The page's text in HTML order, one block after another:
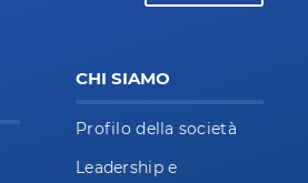
CHI SIAMO
Profilo della società
Leadership e